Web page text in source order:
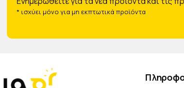
* ισχύει μόνο για μη εκπτωτικά προϊόντα